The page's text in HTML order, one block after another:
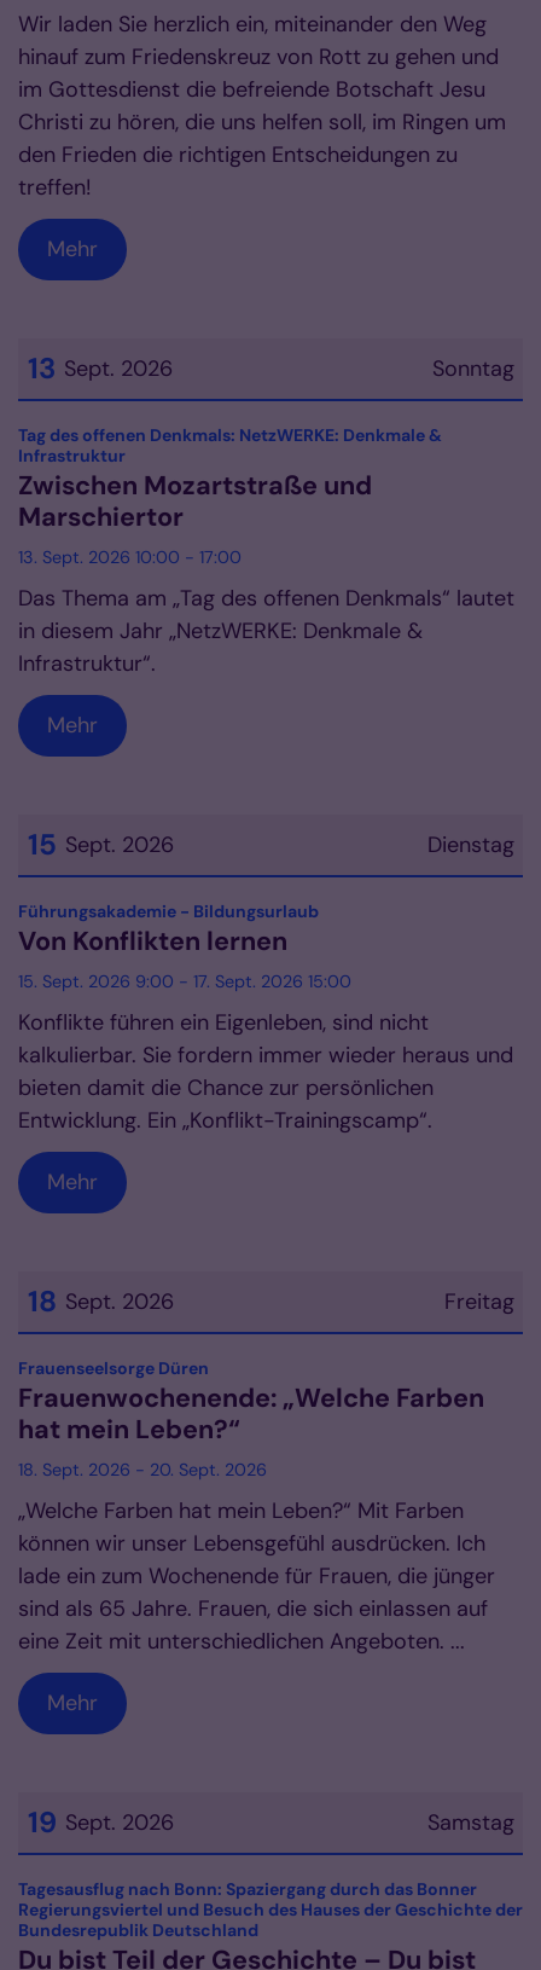
Wir laden Sie herzlich ein, miteinander den Weg
hinauf zum Friedenskreuz von Rott zu gehen und
im Gottesdienst die befreiende Botschaft Jesu
Christi zu hören, die uns helfen soll, im Ringen um
den Frieden die richtigen Entscheidungen zu
treffen!
Mehr
Sonntag
13 Sept. 2026
Datum: 13. September 2026
Tag des offenen Denkmals: NetzWERKE: Denkmale &
Infrastruktur:
Zwischen Mozartstraße und
Marschiertor
13. Sept. 2026 10:00 - 17:00
Das Thema am „Tag des offenen Denkmals“ lautet
in diesem Jahr „NetzWERKE: Denkmale &
Infrastruktur“.
Mehr
Dienstag
15 Sept. 2026
Datum: 15. September 2026
Führungsakademie - Bildungsurlaub:
Von Konflikten lernen
15. Sept. 2026 9:00 - 17. Sept. 2026 15:00
Konflikte führen ein Eigenleben, sind nicht
kalkulierbar. Sie fordern immer wieder heraus und
bieten damit die Chance zur persönlichen
Entwicklung. Ein „Konflikt-Trainingscamp“.
Mehr
Freitag
18 Sept. 2026
Datum: 18. September 2026
Frauenseelsorge Düren
Frauenwochenende: „Welche Farben
hat mein Leben?“
18. Sept. 2026 - 20. Sept. 2026
„Welche Farben hat mein Leben?“ Mit Farben
können wir unser Lebensgefühl ausdrücken. Ich
lade ein zum Wochenende für Frauen, die jünger
sind als 65 Jahre. Frauen, die sich einlassen auf
eine Zeit mit unterschiedlichen Angeboten. ...
Mehr
Samstag
19 Sept. 2026
Datum: 19. September 2026
Tagesausflug nach Bonn: Spaziergang durch das Bonner
Regierungsviertel und Besuch des Hauses der Geschichte der
Bundesrepublik Deutschland
Du bist Teil der Geschichte – Du bist